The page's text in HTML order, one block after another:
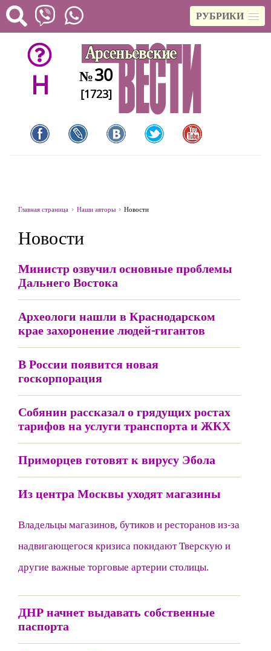
РУБРИКИ
H №30
[1723]
Главная страница Наши авторы Новости
Новости
Министр озвучил основные проблемы
Дальнего Востока
Археологи нашли в Краснодарском
крае захоронение людей-гигантов
В России появится новая
госкорпорация
Собянин рассказал о грядущих ростах
тарифов на услуги транспорта и ЖКХ
Приморцев готовят к вирусу Эбола
Из центра Москвы уходят магазины
Владельцы магазинов, бутиков и ресторанов из-за
надвигающегося кризиса покидают Тверскую и
другие важные торговые артерии столицы.
ДНР начнет выдавать собственные
паспорта